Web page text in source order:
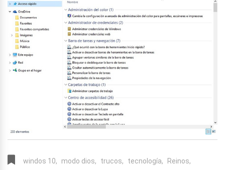
windos 10, modo dios, trucos, tecnología,
Reinos,